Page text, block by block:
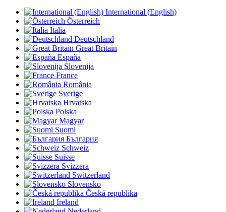
International (English)
Österreich
Italia
Deutschland
Great Britain
España
Slovenija
France
România
Sverige
Hrvatska
Polska
Magyar
Suomi
България
Schweiz
Suisse
Svizzera
Switzerland
Slovensko
Česká republika
Ireland